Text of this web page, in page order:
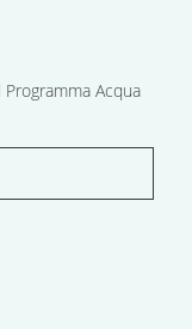
Acqua